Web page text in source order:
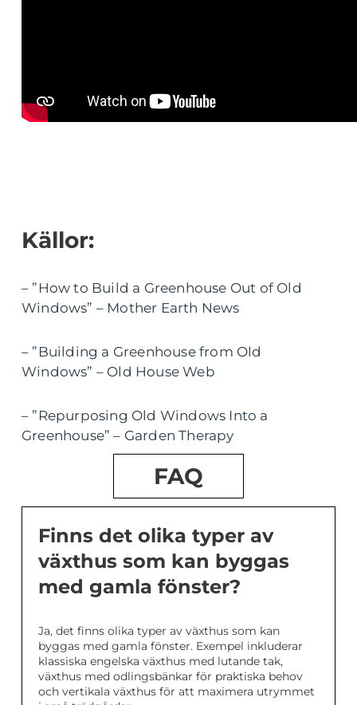
Källor:
– ”How to Build a Greenhouse Out of Old
Windows” – Mother Earth News
– ”Building a Greenhouse from Old
Windows” – Old House Web
– ”Repurposing Old Windows Into a
Greenhouse” – Garden Therapy
FAQ
Finns det olika typer av
växthus som kan byggas
med gamla fönster?
Ja, det finns olika typer av växthus som kan
byggas med gamla fönster. Exempel inkluderar
klassiska engelska växthus med lutande tak,
växthus med odlingsbänkar för praktiska behov
och vertikala växthus för att maximera utrymmet